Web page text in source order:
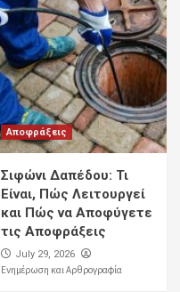
Αποφράξεις
Σιφώνι Δαπέδου: Τι
Είναι, Πώς Λειτουργεί
και Πώς να Αποφύγετε
τις Αποφράξεις
July 29, 2026
Ενημέρωση και Αρθρογραφία